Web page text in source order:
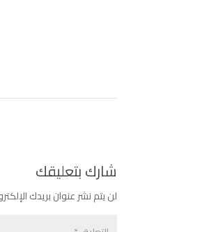
شارك بتعليقك
لن يتم نشر عنوان بريدك